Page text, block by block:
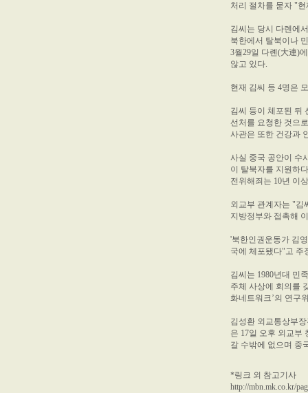
처리 절차를 묻자 "
김씨는 당시 다롄에
북한에서 탈북이나
3월29일 다롄(大連)
않고 있다.
현재 김씨 등 4명은
김씨 등이 체포된 뒤
선처를 요청한 것으
사관은 또한 건강과
사실 중국 공안이 수
이 탈북자를 지원하
전위해죄는 10년 이
외교부 관계자는 "김
지방정부와 접촉해
'북한인권운동가 김
국에 체포됐다"고 주
김씨는 1980년대 민
주체 사상에 회의를
화네트워크’의 연구
김성환 외교통상부
은 17일 오후 외교부
갈 수밖에 없으며 중
*링크 외 참고기사
http://mbn.mk.co.kr/